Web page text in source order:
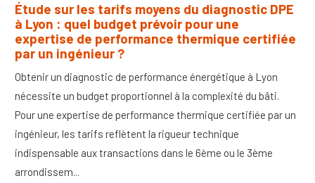
Étude sur les tarifs moyens du diagnostic DPE
à Lyon : quel budget prévoir pour une
expertise de performance thermique certifiée
par un ingénieur ?
Obtenir un diagnostic de performance énergétique à Lyon
nécessite un budget proportionnel à la complexité du bâti.
Pour une expertise de performance thermique certifiée par un
ingénieur, les tarifs reflètent la rigueur technique
indispensable aux transactions dans le 6ème ou le 3ème
arrondissem...